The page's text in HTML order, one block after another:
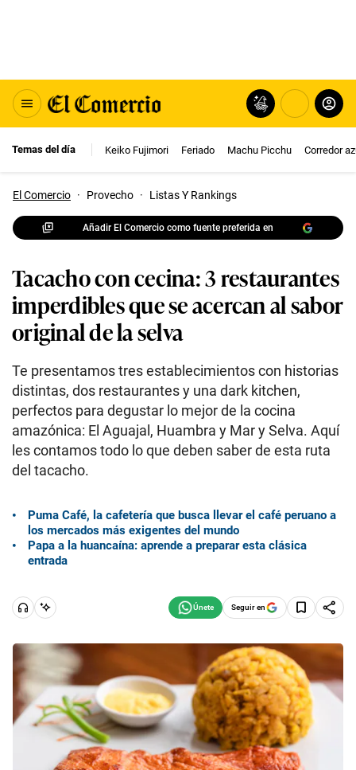
Temas del día Keiko Fujimori Feriado Machu Picchu Corredor
El Comercio · Provecho · Listas Y Rankings
Añadir El Comercio como fuente preferida en
Tacacho con cecina: 3 restaurantes
imperdibles que se acercan al sabor
original de la selva
Te presentamos tres establecimientos con historias
distintas, dos restaurantes y una dark kitchen,
perfectos para degustar lo mejor de la cocina
amazónica: El Aguajal, Huambra y Mar y Selva. Aquí
les contamos todo lo que deben saber de esta ruta
del tacacho.
Puma Café, la cafetería que busca llevar el café peruano a
los mercados más exigentes del mundo
Papa a la huancaína: aprende a preparar esta clásica
entrada
Seguir en